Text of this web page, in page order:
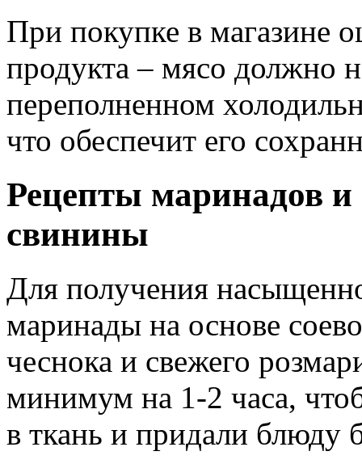
При покупке в магазине
продукта – мясо должно
переполненном
что обеспечит его
Рецепты маринадов
свинины
Для получения
маринады на основе
чеснока и свежего
минимум на 1-2 часа,
в ткань и придали блюду